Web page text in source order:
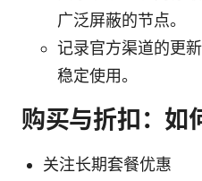
广泛屏蔽的节点。
记录官方渠道的更
稳定使用。
购买与折扣：如
关注长期套餐优惠